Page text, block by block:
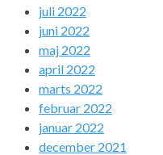
juli 2022
juni 2022
maj 2022
april 2022
marts 2022
februar 2022
januar 2022
december 2021